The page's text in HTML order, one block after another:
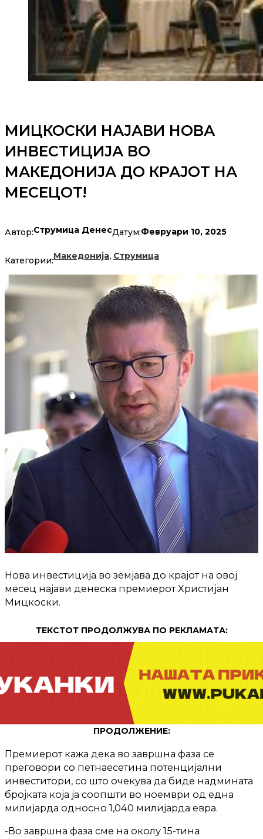
МИЦКОСКИ НАЈАВИ НОВА
ИНВЕСТИЦИЈА ВО
МАКЕДОНИЈА ДО КРАЈОТ НА
МЕСЕЦОТ!
Автор:Струмица ДенесДатум:Февруари 10, 2025
Категории:Македонија, Струмица
Нова инвестиција во земјава до крајот на овој
месец најави денеска премиерот Христијан
Мицкоски.
ТЕКСТОТ ПРОДОЛЖУВА ПО РЕКЛАМАТА:
ПРОДОЛЖЕНИЕ:
Премиерот кажа дека во завршна фаза се
преговори со петнаесетина потенцијални
инвеститори, со што очекува да биде надмината
бројката која ја соопшти во ноември од една
милијарда односно 1,040 милијарда евра.
-Во завршна фаза сме на околу 15-тина